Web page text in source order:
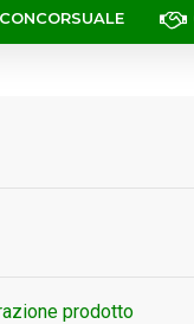
CONCORSUALE
prodotto